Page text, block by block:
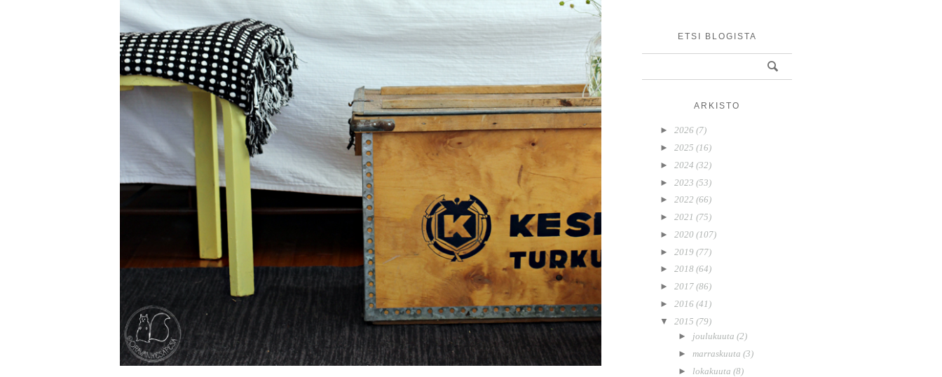
ETSI BLOGISTA
ARKISTO
►2026(7)
►2025(16)
► 2024(32)
► 2023(53)
►2022(66)
►2021(75)
► 2020(107)
► 2019(77)
►2018(64)
►2017(86)
► 2016(41)
▼
2015(79)
► joulukuuta (2)
► marraskuuta (3)
► lokakuuta (8)